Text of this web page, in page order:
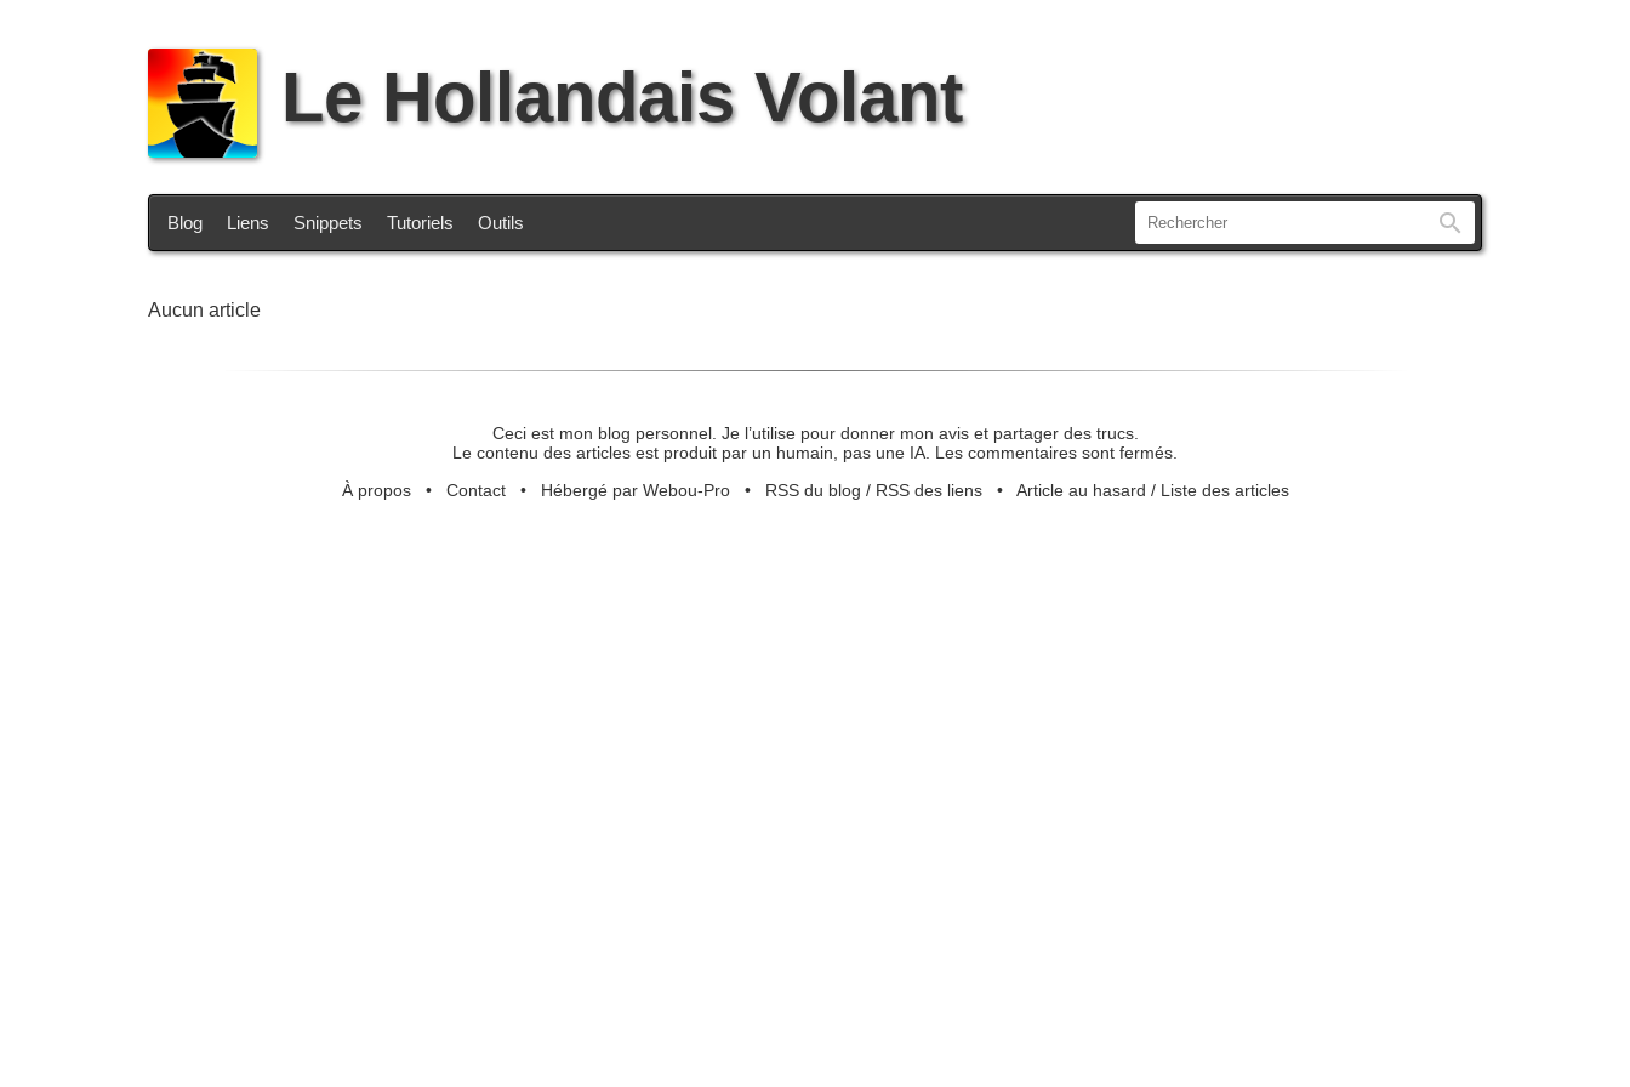
Le Hollandais Volant
Blog Liens Snippets Tutoriels Outils
Aucun article
Ceci est mon blog personnel. Je l’utilise pour donner mon avis et partager des trucs.
Le contenu des articles est produit par un humain, pas une IA. Les commentaires sont fermés.
À propos• Contact• Hébergé par Webou-Pro• RSS du blog / RSS des liens• Article au hasard / Liste des articles